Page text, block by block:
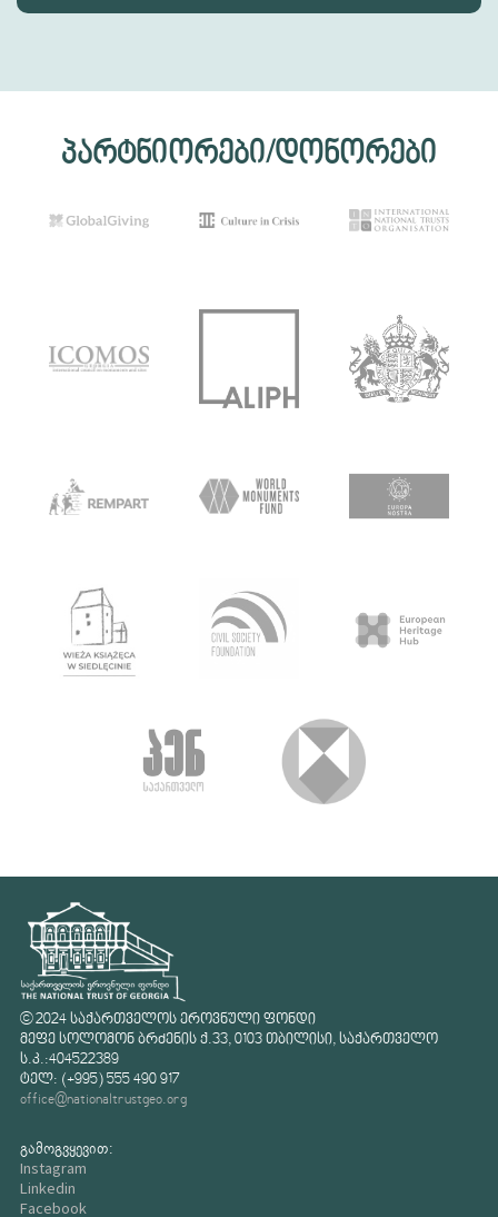
პარტნიორები/დონორები
© 2024 საქართველოს ეროვნული ფონდი
მეფე სოლომონ ბრძენის ქ.33, 0103 თბილისი, საქართველო
ს.კ.:404522389
ტელ: (+995) 555 490 917
office@nationaltrustgeo.org
გამოგვყევით:
Instagram
Linkedin
Facebook